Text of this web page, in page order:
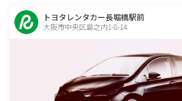
トヨタレンタカー長堀橋駅前
大阪市中央区島之内1-8-14